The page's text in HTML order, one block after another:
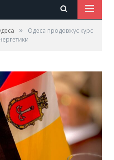
»
Одеса продовжує курс